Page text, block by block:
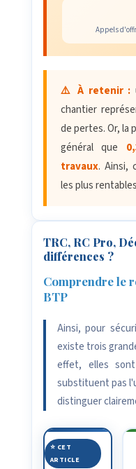
Appels
⚠️ À retenir :
chantier
de pertes. Or, la
général que
travaux. Ainsi,
les plus
TRC, RC Pro,
différences ?
Comprendre le
BTP
Ainsi, pour
existe trois
effet, elles
substituent pas
distinguer
⭐ CET
ARTICLE